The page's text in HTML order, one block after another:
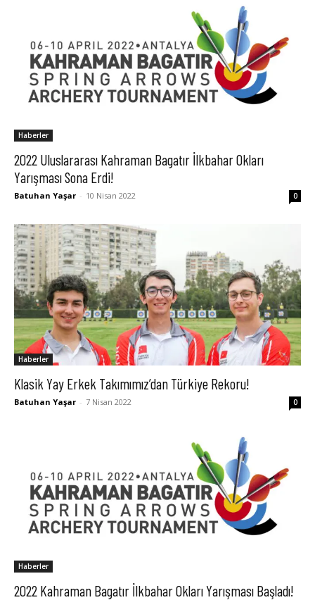
Haberler
2022 Uluslararası Kahraman Bagatır İlkbahar Okları
Yarışması Sona Erdi!
Batuhan Yaşar - 10 Nisan 2022 0
Haberler
Klasik Yay Erkek Takımımız’dan Türkiye Rekoru!
Batuhan Yaşar - 7 Nisan 2022 0
Haberler
2022 Kahraman Bagatır İlkbahar Okları Yarışması Başladı!